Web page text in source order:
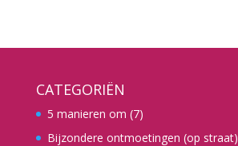
CATEGORIËN
5 manieren om (7)
Bijzondere ontmoetingen (op straat)